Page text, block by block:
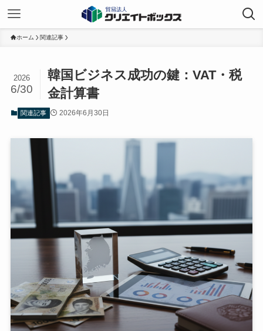
ホーム 関連記事
韓国ビジネス成功の鍵：VAT・税
金計算書
2026
6/30
関連記事 2026年6月30日